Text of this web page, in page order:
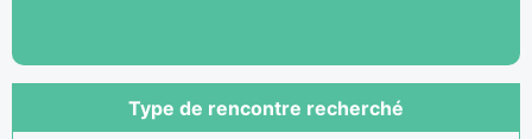
Type de rencontre recherché